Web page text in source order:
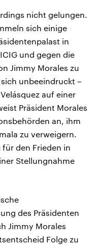
nicht gelungen.
sich einige
in
und gegen die
Jimmy Morales zu
unbeeindruckt –
auf einer
Präsident Morales
an, ihm
zu verweigern.
für den Frieden in
Stellungnahme
des Präsidenten
Jimmy Morales
Folge zu